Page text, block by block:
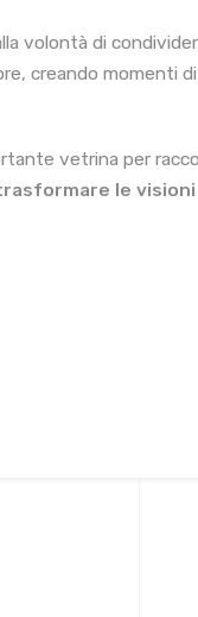
volontà di
creando momenti
vetrina per
le